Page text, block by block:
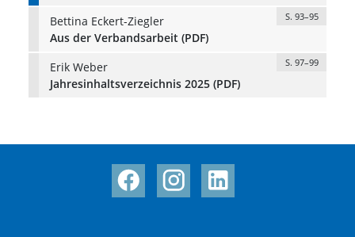
Bettina Eckert-Ziegler
S. 93–95
Aus der Verbandsarbeit (PDF)
Erik Weber
S. 97–99
Jahresinhaltsverzeichnis 2025 (PDF)